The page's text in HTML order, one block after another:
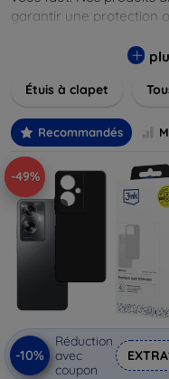
garantir une protection
allant des modèles
matériaux de haute
parfait pour exprimer
durabilité de votre
Étuis à clapet
Recommandés
-49%
-10%
Réduction
avec
coupon